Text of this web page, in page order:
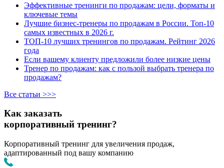
Эффективные тренинги по продажам: цели, форматы и
ключевые темы
Лучшие бизнес-тренеры по продажам в России. Топ-10
самых известных в 2026 г.
ТОП-10 лучших тренингов по продажам. Рейтинг 2026
года
Если вашему клиенту предложили более низкие цены
Тренер по продажам: как с пользой выбрать тренера по
продажам?
Все статьи >>>
Как заказать
корпоративный тренинг?
Корпоративный тренинг для увеличения продаж,
адаптированный под вашу компанию